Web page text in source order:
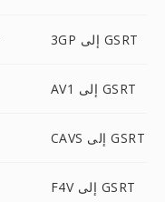
3GP إلى GSRT
AV1 إلى GSRT
CAVS إلى GSRT
F4V إلى GSRT